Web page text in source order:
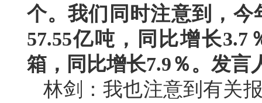
个。我们同时注意到，
57.55亿吨，同比增长
箱，同比增长7.9％。发言
林剑：我也注意到有关